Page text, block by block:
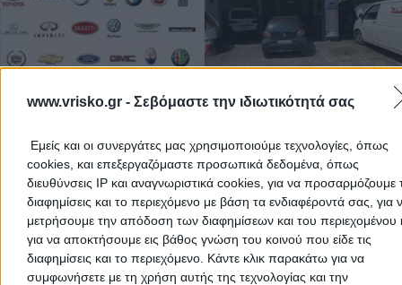
www.vrisko.gr - Σεβόμαστε την ιδιωτικότητά σας
Εμείς και οι συνεργάτες μας χρησιμοποιούμε τεχνολογίες, όπως
cookies, και επεξεργαζόμαστε προσωπικά δεδομένα, όπως
διευθύνσεις IP και αναγνωριστικά cookies, για να προσαρμόζουμε
διαφημίσεις και το περιεχόμενο με βάση τα ενδιαφέροντά σας, για
μετρήσουμε την απόδοση των διαφημίσεων και του περιεχομένου
για να αποκτήσουμε εις βάθος γνώση του κοινού που είδε τις
διαφημίσεις και το περιεχόμενο. Κάντε κλικ παρακάτω για να
συμφωνήσετε με τη χρήση αυτής της τεχνολογίας και την